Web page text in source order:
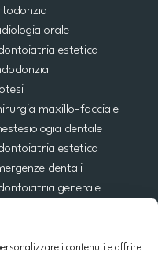
i contenuti e offrire
orale
estetica
maxillo-facciale
dentale
estetica
dentali
generale
dentale